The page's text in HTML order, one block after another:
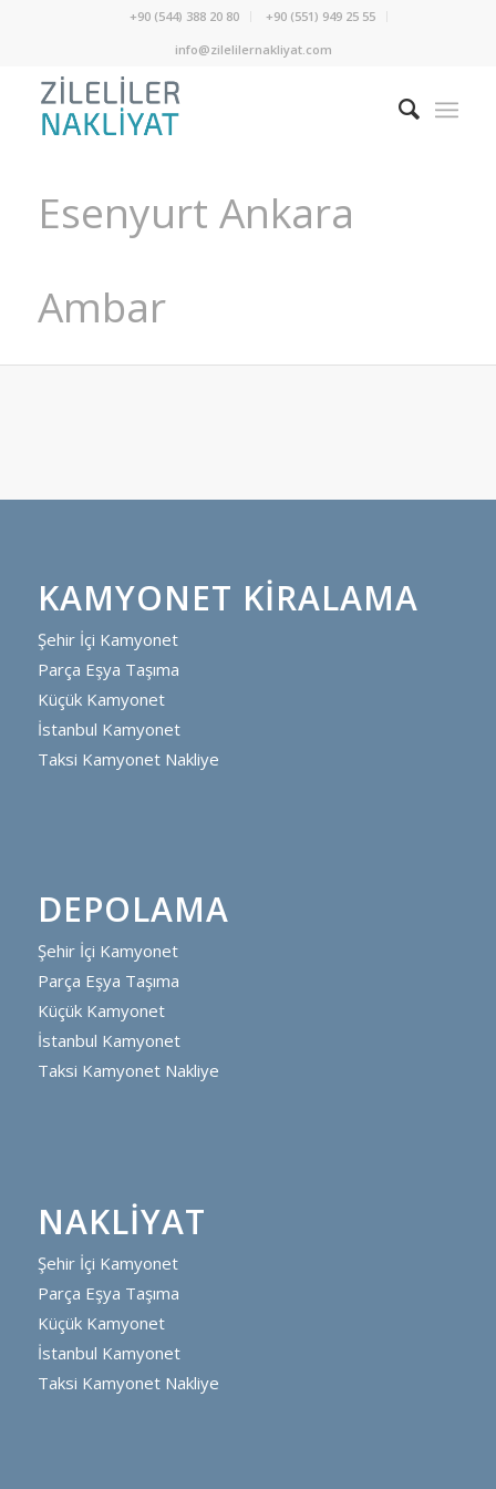
+90 (544) 388 20 80
+90 (551) 949 25 55
info@zilelilernakliyat.com
Esenyurt Ankara
Ambar
KAMYONET KIRALAMA
Şehir İçi Kamyonet
Parça Eşya Taşıma
Küçük Kamyonet
İstanbul Kamyonet
Taksi Kamyonet Nakliye
DEPOLAMA
Şehir İçi Kamyonet
Parça Eşya Taşıma
Küçük Kamyonet
İstanbul Kamyonet
Taksi Kamyonet Nakliye
NAKLIYAT
Şehir İçi Kamyonet
Parça Eşya Taşıma
Küçük Kamyonet
İstanbul Kamyonet
Taksi Kamyonet Nakliye